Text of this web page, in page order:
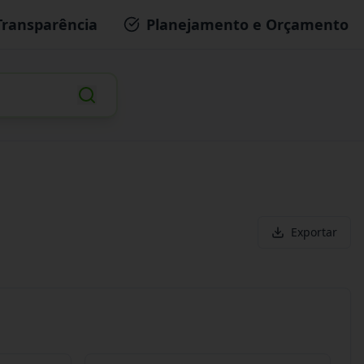
Planejamento e Orçamento
Exportar